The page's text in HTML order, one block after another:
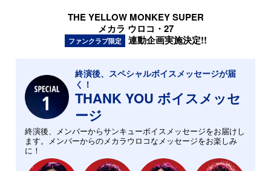
THE YELLOW MONKEY SUPER
メカラ ウロコ・27
ファンクラブ限定 連動企画実施決定!!
終演後、スペシャルボイスメッセージが届
く！
THANK YOU ボイスメッセ
ージ
終演後、メンバーからサンキューボイスメッセージをお届けし
ます。メンバーからのメカラウロコなメッセージをお楽しみ
に！